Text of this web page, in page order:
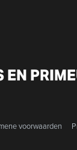
voorwaarden